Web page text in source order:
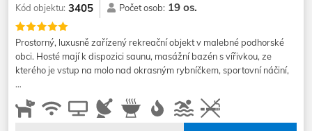
Kód objektu: 3405 Počet osob: 19 os.
Prostorný, luxusně zařízený rekreační objekt v malebné podhorské
obci. Hosté mají k dispozici saunu, masážní bazén s vířivkou, ze
kterého je vstup na molo nad okrasným rybníčkem, sportovní náčiní,
…